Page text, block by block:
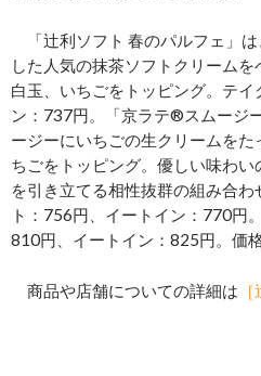
「辻利ソフト 春のパルフェ」
した人気の抹茶ソフトクリームを
白玉、いちごをトッピング。テ
ン：737円。「京ラテ®スムージ
ージーにいちごの生クリームを
ちごをトッピング。優しい味わ
を引き立てる相性抜群の組み合
ト：756円、イートイン：770円
810円、イートイン：825円。価
商品や店舗についての詳細は